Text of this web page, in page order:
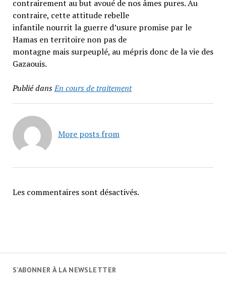
contrairement au but avoué de nos âmes pures. Au
contraire, cette attitude rebelle
infantile nourrit la guerre d’usure promise par le
Hamas en territoire non pas de
montagne mais surpeuplé, au mépris donc de la vie des
Gazaouis.
Publié dansEn cours de traitement
More posts from
Les commentaires sont désactivés.
S'ABONNER À LA NEWSLETTER